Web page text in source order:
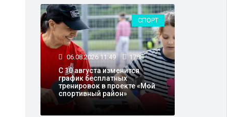
СПОРТ
06.08.2026 11:49 1788
С 10 августа изменится
график бесплатных
тренировок в проекте «Мой
спортивный район»